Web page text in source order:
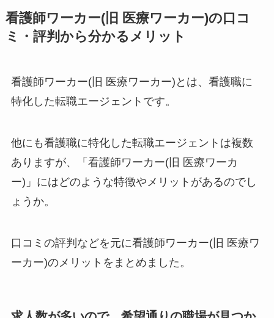
看護師ワーカー(旧 医療ワーカー)の口コ
ミ・評判から分かるメリット
看護師ワーカー(旧 医療ワーカー)とは、看護職に
特化した転職エージェントです。
他にも看護職に特化した転職エージェントは複数
ありますが、「看護師ワーカー(旧 医療ワーカ
ー)」にはどのような特徴やメリットがあるのでし
ょうか。
口コミの評判などを元に看護師ワーカー(旧 医療ワ
ーカー)のメリットをまとめました。